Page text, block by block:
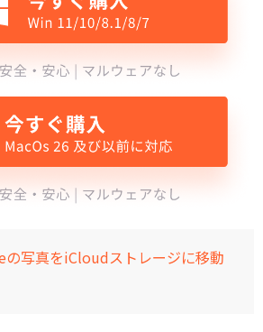
の写真をiCloudストレージに移動